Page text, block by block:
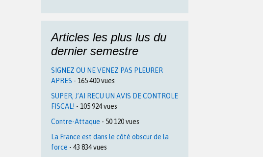
Articles les plus lus du
dernier semestre
SIGNEZ OU NE VENEZ PAS PLEURER
APRES - 165 400 vues
SUPER, J’AI RECU UN AVIS DE CONTROLE
FISCAL! - 105 924 vues
Contre-Attaque - 50 120 vues
La France est dans le côté obscur de la
force - 43 834 vues